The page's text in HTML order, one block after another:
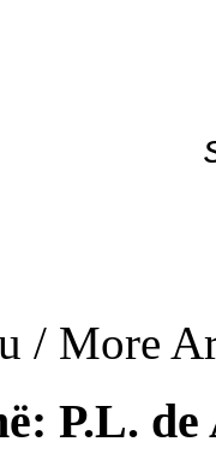
/ More
P.L. de